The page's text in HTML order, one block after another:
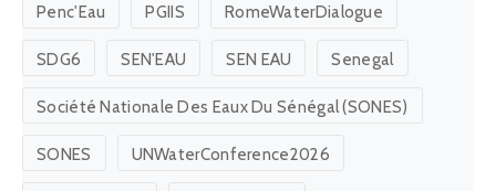
Penc'Eau PGIIS RomeWaterDialogue
SDG6 SEN'EAU SEN EAU Senegal
Société Nationale Des Eaux Du Sénégal (SONES)
SONES UNWaterConference2026